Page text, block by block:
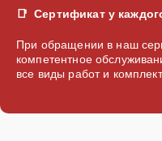
Сертификат у
При обращении в наш
компетентное
все виды работ и